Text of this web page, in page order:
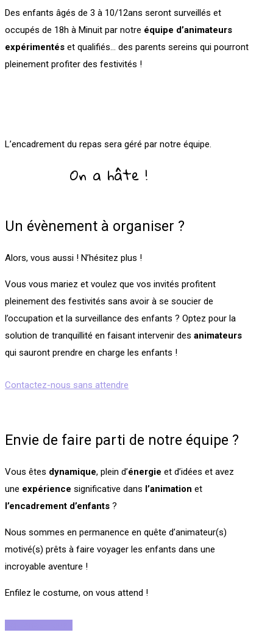
Des enfants âgés de 3 à 10/12ans seront surveillés et
occupés de 18h à Minuit par notre équipe d’animateurs
expérimentés et qualifiés… des parents sereins qui pourront
pleinement profiter des festivités !
L’encadrement du repas sera géré par notre équipe.
On a hâte !
Un évènement à organiser ?
Alors, vous aussi ! N’hésitez plus !
Vous vous mariez et voulez que vos invités profitent
pleinement des festivités sans avoir à se soucier de
l’occupation et la surveillance des enfants ? Optez pour la
solution de tranquillité en faisant intervenir des animateurs
qui sauront prendre en charge les enfants !
Contactez-nous sans attendre
Envie de faire parti de notre équipe ?
Vous êtes dynamique, plein d’énergie et d’idées et avez
une expérience significative dans l’animation et
l’encadrement d’enfants ?
Nous sommes en permanence en quête d’animateur(s)
motivé(s) prêts à faire voyager les enfants dans une
incroyable aventure !
Enfilez le costume, on vous attend !